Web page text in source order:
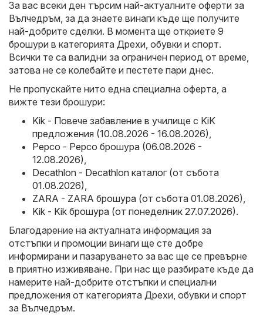
За вас всеки ден търсим най-актуалните оферти за
Вълчедръм, за да знаете винаги къде ще получите
най-добрите сделки. В момента ще откриете 9
брошури в категорията Дрехи, обувки и спорт.
Всички те са валидни за ограничен период от време,
затова не се колебайте и пестете пари днес.
Не пропускайте нито една специална оферта, а
вижте тези брошури:
Kik - Повече забавление в училище с KiK
предложения (10.08.2026 - 16.08.2026),
Pepco - Pepco брошура (06.08.2026 -
12.08.2026),
Decathlon - Decathlon каталог (от събота
01.08.2026),
ZARA - ZARA брошура (от събота 01.08.2026),
Kik - Kik брошура (от понеделник 27.07.2026).
Благодарение на актуалната информация за
отстъпки и промоции винаги ще сте добре
информирани и пазаруването за вас ще се превърне
в приятно изживяване. При нас ще разбирате къде да
намерите най-добрите отстъпки и специални
предложения от категорията Дрехи, обувки и спорт
за Вълчедръм.